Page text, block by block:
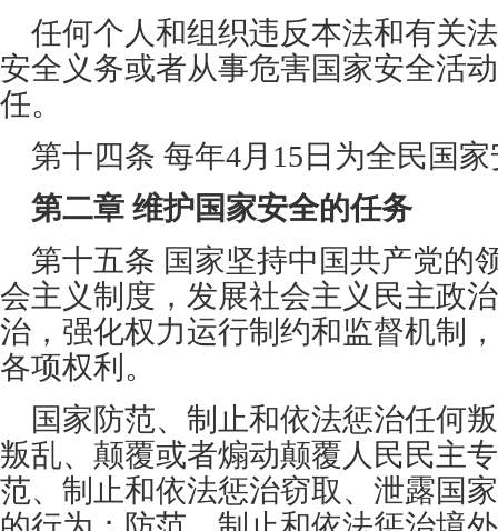
任何个人和组织违反本法和有关
安全义务或者从事危害国家安全活
任。
第十四条 每年4月15日为全民国
第二章 维护国家安全的任务
第十五条 国家坚持中国共产党的
会主义制度，发展社会主义民主政
治，强化权力运行制约和监督机制
各项权利。
国家防范、制止和依法惩治任何
叛乱、颠覆或者煽动颠覆人民民主
范、制止和依法惩治窃取、泄露国